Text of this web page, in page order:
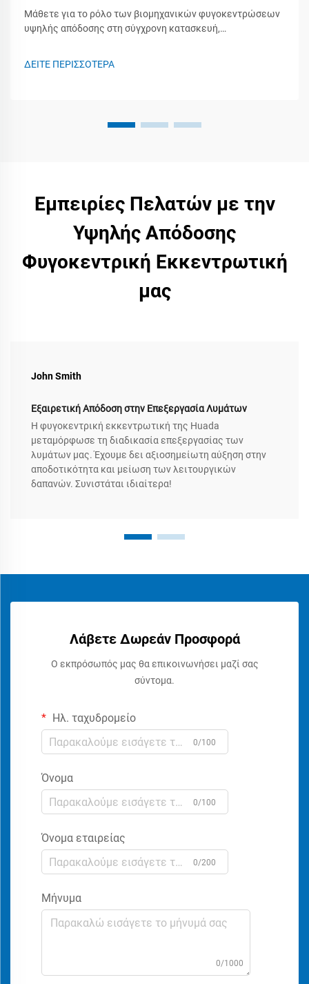
Μάθετε για το ρόλο των βιομηχανικών φυγοκεντρώσεων
υψηλής απόδοσης στη σύγχρονη κατασκευή,
ΔΕΙΤΕ ΠΕΡΙΣΣΟΤΕΡΑ
Εμπειρίες Πελατών με την
Υψηλής Απόδοσης
Φυγοκεντρική Εκκεντρωτική
μας
John Smith
Εξαιρετική Απόδοση στην Επεξεργασία Λυμάτων
Η φυγοκεντρική εκκεντρωτική της Huada
μεταμόρφωσε τη διαδικασία επεξεργασίας των
λυμάτων μας. Έχουμε δει αξιοσημείωτη αύξηση στην
αποδοτικότητα και μείωση των λειτουργικών
δαπανών. Συνιστάται ιδιαίτερα!
Λάβετε Δωρεάν Προσφορά
Ο εκπρόσωπός μας θα επικοινωνήσει μαζί σας
σύντομα.
Ηλ. ταχυδρομείο
0/100
Όνομα
0/100
Όνομα εταιρείας
0/200
Μήνυμα
0/1000